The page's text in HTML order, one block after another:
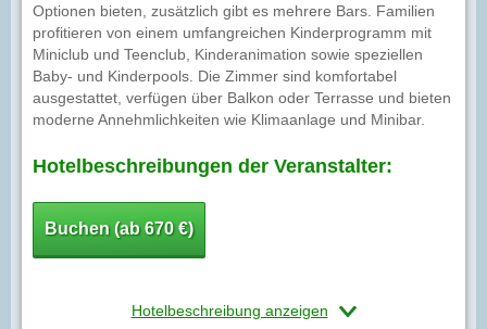
Optionen bieten, zusätzlich gibt es mehrere Bars. Familien
profitieren von einem umfangreichen Kinderprogramm mit
Miniclub und Teenclub, Kinderanimation sowie speziellen
Baby- und Kinderpools. Die Zimmer sind komfortabel
ausgestattet, verfügen über Balkon oder Terrasse und bieten
moderne Annehmlichkeiten wie Klimaanlage und Minibar.
Hotelbeschreibungen der Veranstalter:
Buchen (ab 670 €)
Hotelbeschreibung anzeigen